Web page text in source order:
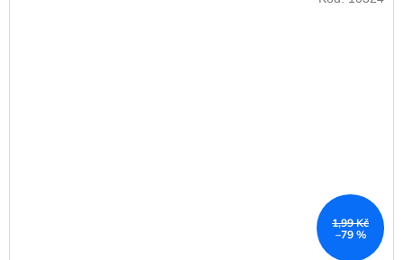
1,99 Kč
–79 %